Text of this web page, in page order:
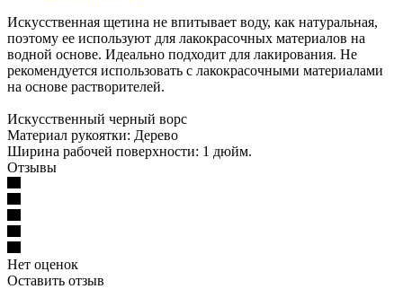
Искусственная щетина не впитывает воду, как натуральная,
поэтому ее используют для лакокрасочных материалов на
водной основе. Идеально подходит для лакирования. Не
рекомендуется использовать с лакокрасочными материалами
на основе растворителей.
Искусственный черный ворс
Материал рукоятки: Дерево
Ширина рабочей поверхности: 1 дюйм.
Отзывы
Нет оценок
Оставить отзыв